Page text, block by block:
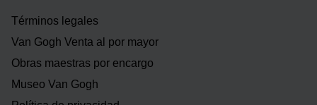
Términos legales
Van Gogh Venta al por mayor
Obras maestras por encargo
Museo Van Gogh